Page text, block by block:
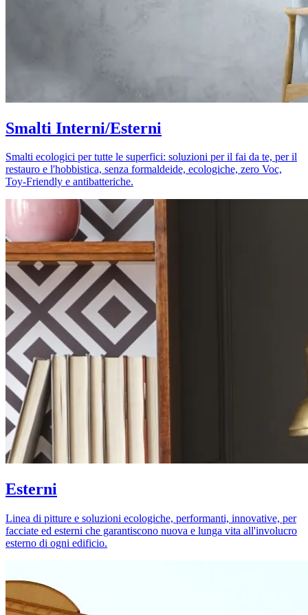
Smalti Interni/Esterni
Smalti ecologici per tutte le superfici: soluzioni per il fai da te, per il
restauro e l'hobbistica, senza formaldeide, ecologiche, zero Voc,
Toy-Friendly e antibatteriche.
Esterni
Linea di pitture e soluzioni ecologiche, performanti, innovative, per
facciate ed esterni che garantiscono nuova e lunga vita all'involucro
esterno di ogni edificio.